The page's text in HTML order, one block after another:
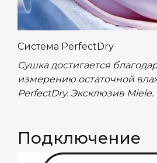
Система PerfectDry
Cушка достигается
измерению остаточной
PerfectDry. Эксклюзив Miele.
Подключение